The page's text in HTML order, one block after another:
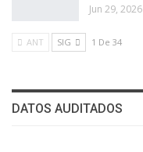
Jun 29, 2026
ANT SIG 1 De 34
DATOS AUDITADOS